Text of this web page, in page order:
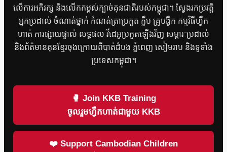
លើការអភិរក្ស និងលើកកម្ពស់ក្បាច់គុនជាតិរបស់កម្ពុជា។ ស្វែងរកប្រវត្តិ
អ្នកប្រដាល់ ចំណាត់ថ្នាក់ កំណត់ត្រាប្រកួត ក្លឹប គ្រូបង្វឹក កម្មវិធីហ្វឹក
ហាត់ ការផ្សាយផ្ទាល់ លទ្ធផល វីដេអូប្រកួតឡើងវិញ សម្ភារៈប្រដាល់
និងព័ត៌មានគុនខ្មែរចុងក្រោយពីបាត់ដំបង ភ្នំពេញ សៀមរាប និងទូទាំង
ប្រទេសកម្ពុជា។
🥊 Join KKB Training
ចូលរួមហ្វឹកហាត់ជាមួយ KKB
❤️ Support Cambodian Children